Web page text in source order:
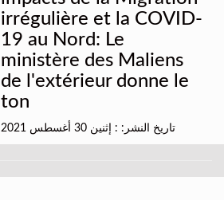
irrégulière et la COVID-
19 au Nord: Le
ministère des Maliens
de l'extérieur donne le
ton
تاريخ النشر: : إثنين 30 أغسطس 2021